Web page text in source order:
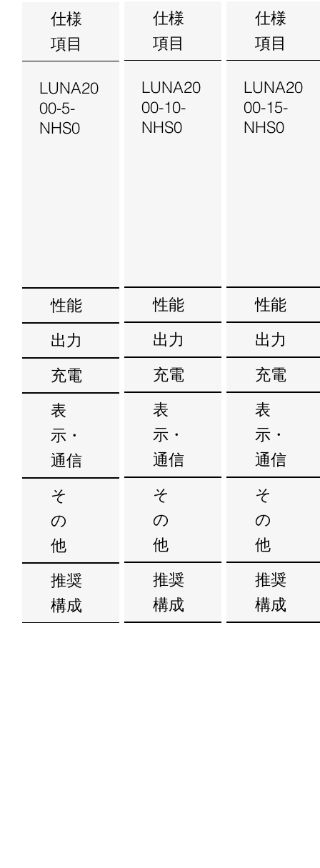
仕様
項目
LUNA20
00-5-
NHS0
性能
出力
充電
表
示・
通信
そ
の
他
推奨
構成
仕様
項目
LUNA20
00-10-
NHS0
性能
出力
充電
表
示・
通信
そ
の
他
推奨
構成
仕様
項目
LUNA20
00-15-
NHS0
性能
出力
充電
表
示・
通信
そ
の
他
推奨
構成